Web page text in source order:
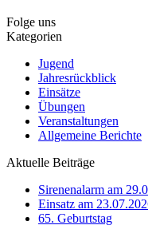
Folge uns
Kategorien
Jugend
Jahresrückblick
Einsätze
Übungen
Veranstaltungen
Allgemeine Berichte
Aktuelle Beiträge
Sirenenalarm am
Einsatz am
65. Geburtstag